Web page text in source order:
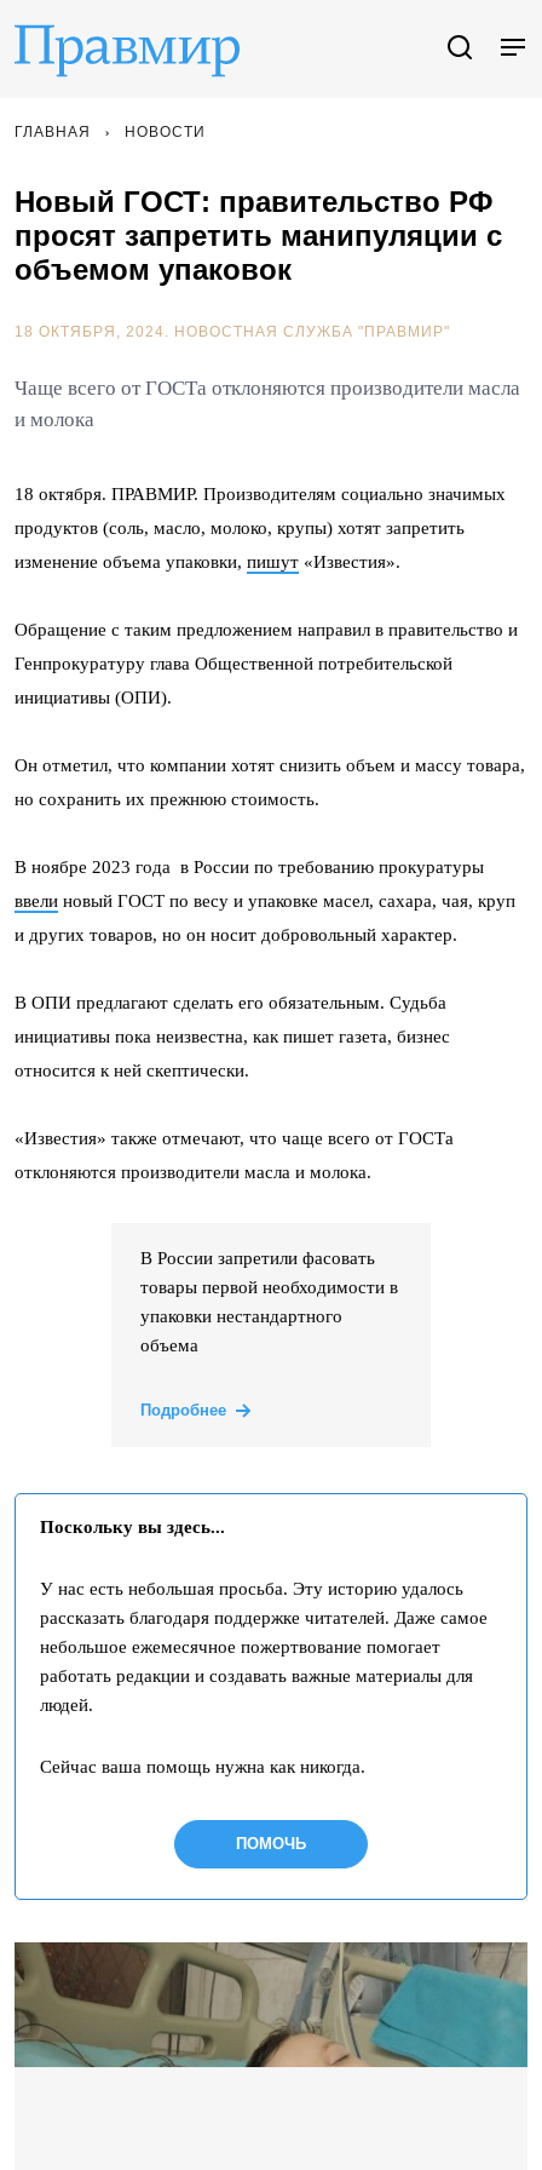
ГЛАВНАЯ НОВОСТИ
Новый ГОСТ: правительство РФ
просят запретить манипуляции с
объемом упаковок
18 ОКТЯБРЯ, 2024. НОВОСТНАЯ СЛУЖБА "ПРАВМИР"
Чаще всего от ГОСТа отклоняются производители масла
и молока
18 октября. ПРАВМИР. Производителям социально значимых
продуктов (соль, масло, молоко, крупы) хотят запретить
изменение объема упаковки, пишут «Известия».
Обращение с таким предложением направил в правительство и
Генпрокуратуру глава Общественной потребительской
инициативы (ОПИ).
Он отметил, что компании хотят снизить объем и массу товара,
но сохранить их прежнюю стоимость.
В ноябре 2023 года в России по требованию прокуратуры
ввели новый ГОСТ по весу и упаковке масел, сахара, чая, круп
и других товаров, но он носит добровольный характер.
В ОПИ предлагают сделать его обязательным. Судьба
инициативы пока неизвестна, как пишет газета, бизнес
относится к ней скептически.
«Известия» также отмечают, что чаще всего от ГОСТа
отклоняются производители масла и молока.
В России запретили фасовать
товары первой необходимости в
упаковки нестандартного
объема
Подробнее
Поскольку вы здесь...
У нас есть небольшая просьба. Эту историю удалось
рассказать благодаря поддержке читателей. Даже самое
небольшое ежемесячное пожертвование помогает
работать редакции и создавать важные материалы для
людей.
Сейчас ваша помощь нужна как никогда.
ПОМОЧЬ